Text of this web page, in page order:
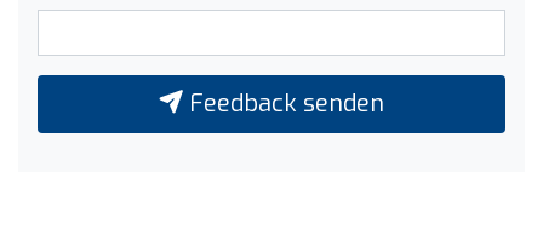
Feedback senden